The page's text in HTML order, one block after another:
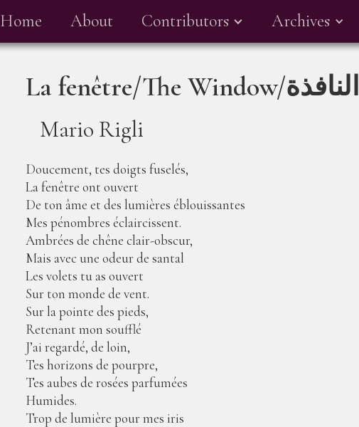
Home About Contributors Archives
La fenêtre/The Window/النافذة
Mario Rigli
Doucement, tes doigts fuselés,
La fenêtre ont ouvert
De ton âme et des lumières éblouissantes
Mes pénombres éclaircissent.
Ambrées de chêne clair-obscur,
Mais avec une odeur de santal
Les volets tu as ouvert
Sur ton monde de vent.
Sur la pointe des pieds,
Retenant mon soufflé
J’ai regardé, de loin,
Tes horizons de pourpre,
Tes aubes de rosées parfumées
Humides.
Trop de lumière pour mes iris